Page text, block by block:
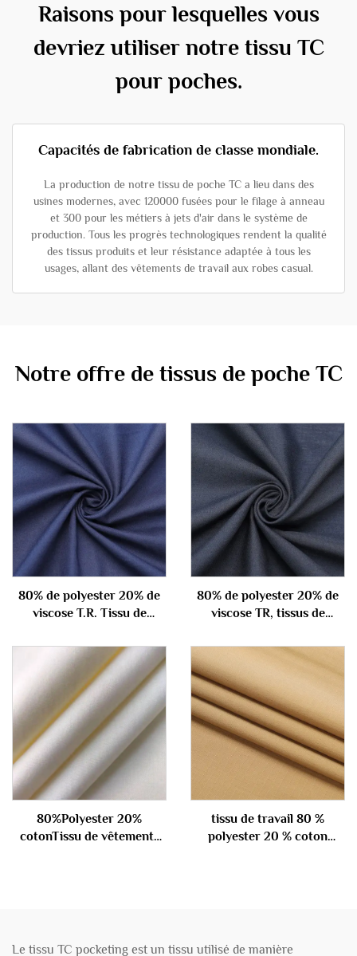
Raisons pour lesquelles vous
devriez utiliser notre tissu TC
pour poches.
Capacités de fabrication de classe mondiale.
La production de notre tissu de poche TC a lieu dans des
usines modernes, avec 120000 fusées pour le filage à anneau
et 300 pour les métiers à jets d'air dans le système de
production. Tous les progrès technologiques rendent la qualité
des tissus produits et leur résistance adaptée à tous les
usages, allant des vêtements de travail aux robes casual.
Notre offre de tissus de poche TC
80% de polyester 20% de
viscose T.R. Tissu de
80% de polyester 20% de
viscose TR, tissus de
80%Polyester 20%
cotonTissu de vêtements
tissu de travail 80 %
polyester 20 % coton
Le tissu TC pocketing est un tissu utilisé de manière